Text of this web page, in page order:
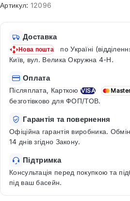
Артикул: 12096
Доставка
Нова пошта
по Україні
Київ, вул. Велика Окружна 4-Н.
Оплата
Післяплата, Карткою VISA
безготівково для ФОП/ТОВ.
Гарантія та повернення
Офіційна гарантія виробника.
14 днів згідно Закону.
Підтримка
Консультація перед покупкою та
під ваш басейн.